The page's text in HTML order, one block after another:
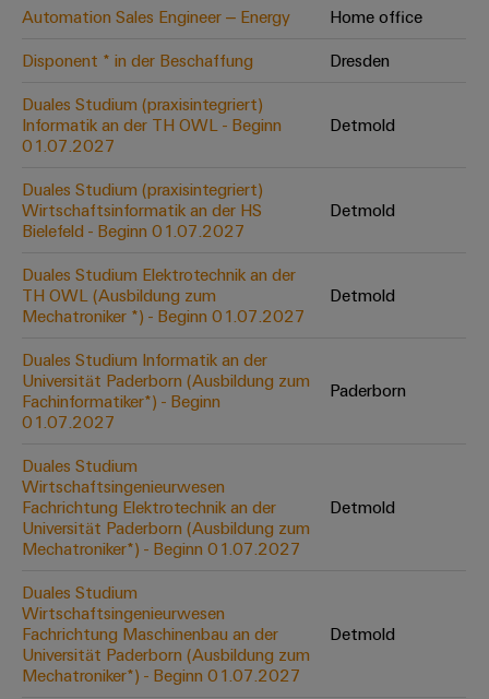
Schiffbau
Verbindungslösungen
die
maritime
Industrie
Wasseraufbereitung
&
Abwasseraufbereitung
für
die
Wasser-
Abwasserindustrie
Wasserstoff
Wasserstoff
Schlüsseltechnologie
für
die
Energiewende
Effizienter
Betrieb
von
Windparks
(OEM)
easyConnect
Werkstatt
&
Werkzeuge
Automaten
Software
Markierer
Industriedrucker
Cabinet
Infrastructure
Assemblierungsservice
Bestückte
Klemmenleisten
Automation Sales Engineer – Energy
Home office
Disponent * in der Beschaffung
Dresden
Duales Studium (praxisintegriert)
Informatik an der TH OWL - Beginn
01.07.2027
Detmold
Duales Studium (praxisintegriert)
Wirtschaftsinformatik an der HS
Bielefeld - Beginn 01.07.2027
Detmold
Duales Studium Elektrotechnik an der
TH OWL (Ausbildung zum
Mechatroniker *) - Beginn 01.07.2027
Detmold
Duales Studium Informatik an der
Universität Paderborn (Ausbildung zum
Fachinformatiker*) - Beginn
01.07.2027
Paderborn
Duales Studium
Wirtschaftsingenieurwesen
Fachrichtung Elektrotechnik an der
Universität Paderborn (Ausbildung zum
Mechatroniker*) - Beginn 01.07.2027
Detmold
Duales Studium
Wirtschaftsingenieurwesen
Fachrichtung Maschinenbau an der
Universität Paderborn (Ausbildung zum
Mechatroniker*) - Beginn 01.07.2027
Detmold